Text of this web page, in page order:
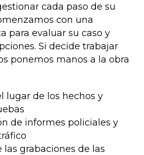
cada paso de su
con una
para evaluar su caso y
Si decide trabajar
ponemos manos a la obra
lugar de los hechos y
de informes policiales y
las grabaciones de las